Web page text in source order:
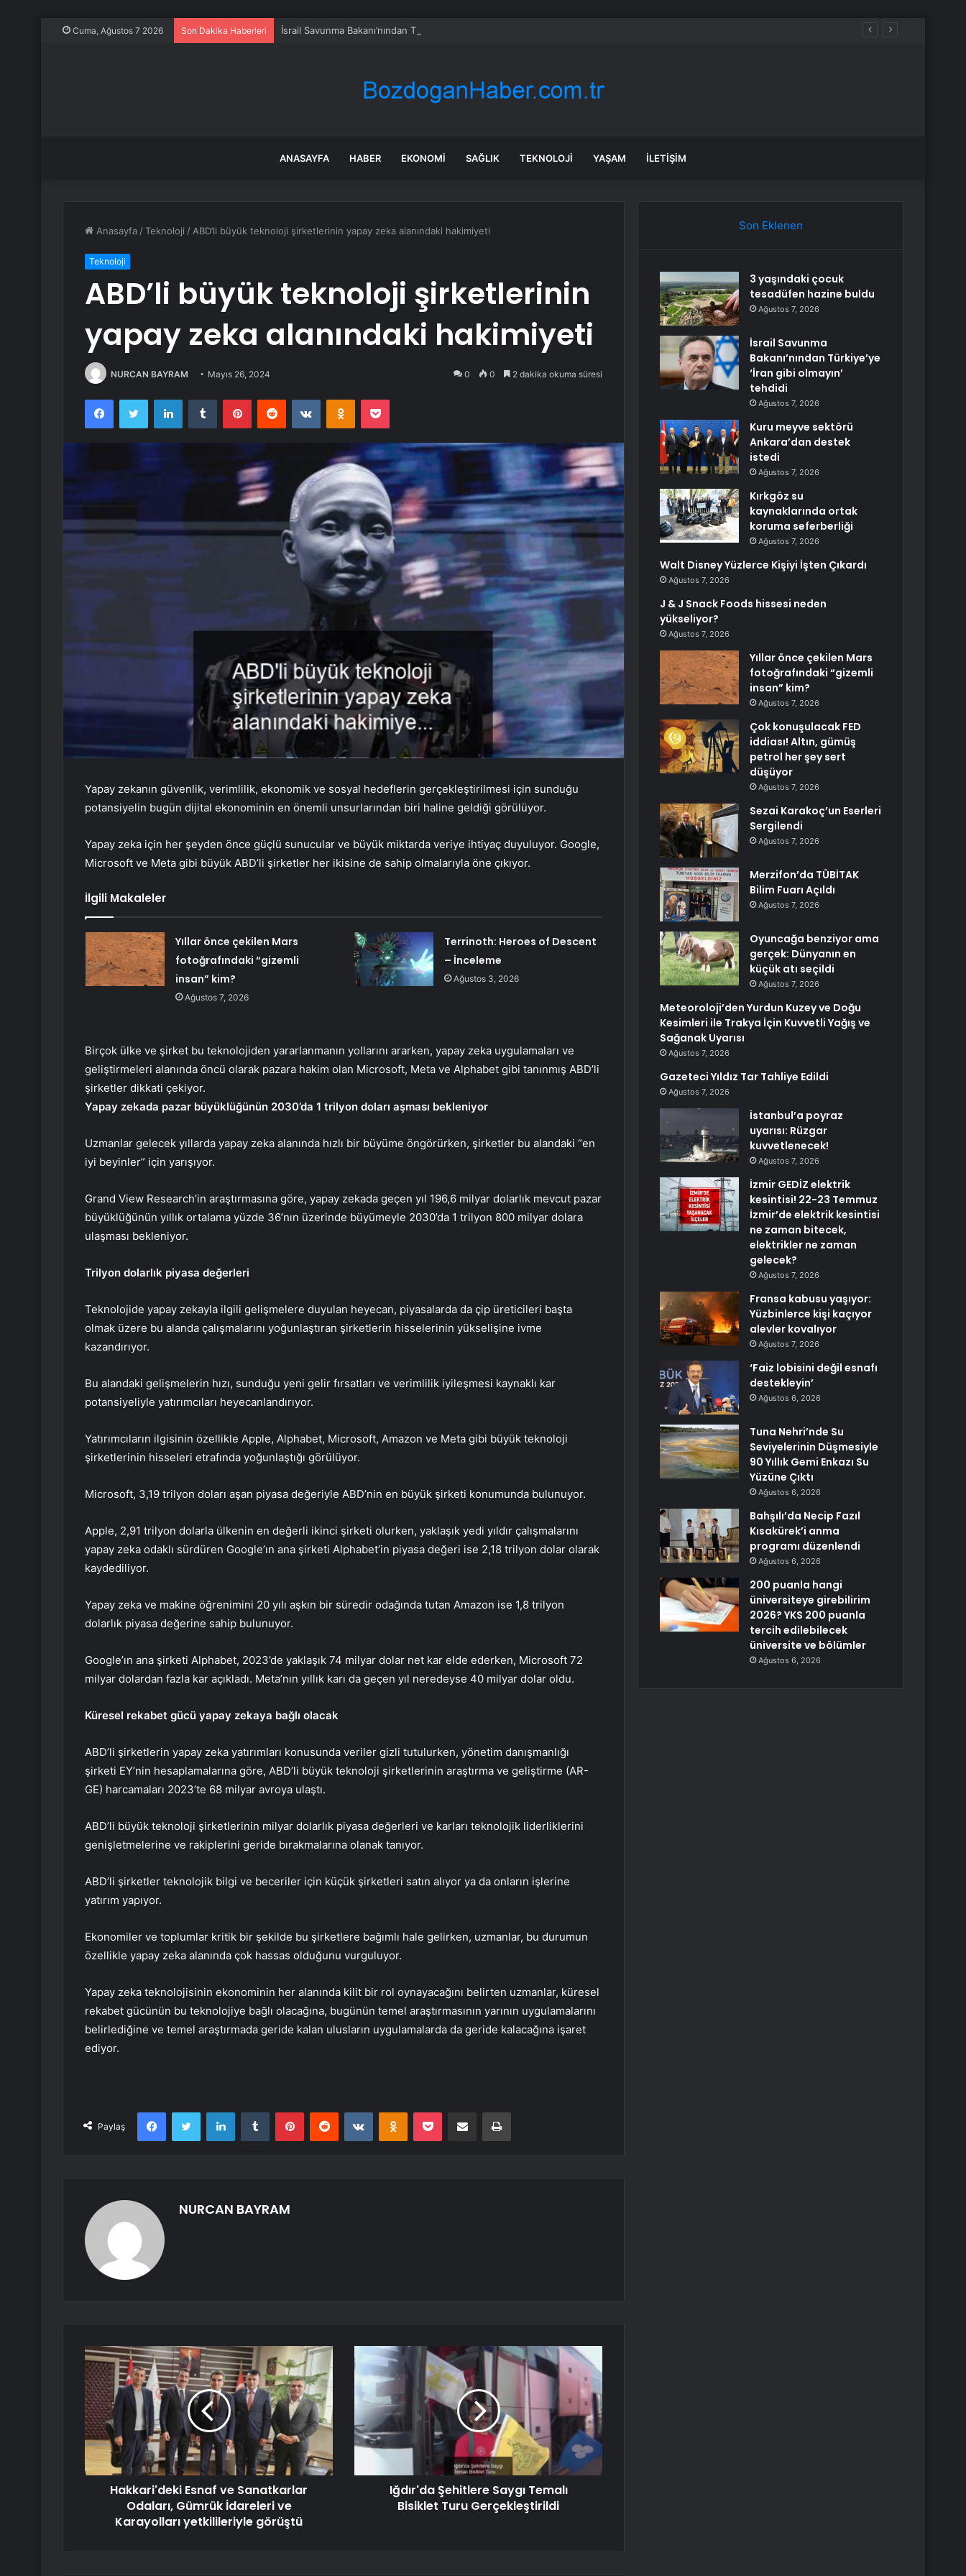
Cuma, Ağustos 7 2026 Son Dakika Haberleri İsrail Savunma Bakanı’nından Türkiye’ye ‘İran gibi olmayın’ tehdidi
ANASAYFA HABER EKONOMI SAĞLIK TEKNOLOJI YAŞAM İLETIŞIM
Anasayfa /Teknoloji / ABD’li büyük teknoloji şirketlerinin yapay zeka alanındaki hakimiyeti
Teknoloji
ABD’li büyük teknoloji şirketlerinin
yapay zeka alanındaki hakimiyeti
NURCAN BAYRAM Mayıs 26, 2024 0 0 2 dakika okuma süresi
FacebookTwitter LinkedInTumblr PinterestReddit VKontakteOdnoklassniki
Pocket
Yapay zekanın güvenlik, verimlilik, ekonomik ve sosyal hedeflerin gerçekleştirilmesi için sunduğu
potansiyelin bugün dijital ekonominin en önemli unsurlarından biri haline geldiği görülüyor.
Yapay zeka için her şeyden önce güçlü sunucular ve büyük miktarda veriye ihtiyaç duyuluyor. Google,
Microsoft ve Meta gibi büyük ABD’li şirketler her ikisine de sahip olmalarıyla öne çıkıyor.
İlgili Makaleler
Yıllar önce çekilen Mars
fotoğrafındaki “gizemli
insan” kim?
Ağustos 7, 2026
Terrinoth: Heroes of Descent
– İnceleme
Ağustos 3, 2026
Birçok ülke ve şirket bu teknolojiden yararlanmanın yollarını ararken, yapay zeka uygulamaları ve
geliştirmeleri alanında öncü olarak pazara hakim olan Microsoft, Meta ve Alphabet gibi tanınmış ABD’li
şirketler dikkati çekiyor.
Yapay zekada pazar büyüklüğünün 2030’da 1 trilyon doları aşması bekleniyor
Uzmanlar gelecek yıllarda yapay zeka alanında hızlı bir büyüme öngörürken, şirketler bu alandaki “en
iyi beyinler” için yarışıyor.
Grand View Research’in araştırmasına göre, yapay zekada geçen yıl 196,6 milyar dolarlık mevcut pazar
büyüklüğünün yıllık ortalama yüzde 36’nın üzerinde büyümeyle 2030’da 1 trilyon 800 milyar dolara
ulaşması bekleniyor.
Trilyon dolarlık piyasa değerleri
Teknolojide yapay zekayla ilgili gelişmelere duyulan heyecan, piyasalarda da çip üreticileri başta
olmak üzere bu alanda çalışmalarını yoğunlaştıran şirketlerin hisselerinin yükselişine ivme
kazandırıyor.
Bu alandaki gelişmelerin hızı, sunduğu yeni gelir fırsatları ve verimlilik iyileşmesi kaynaklı kar
potansiyeliyle yatırımcıları heyecanlandırıyor.
Yatırımcıların ilgisinin özellikle Apple, Alphabet, Microsoft, Amazon ve Meta gibi büyük teknoloji
şirketlerinin hisseleri etrafında yoğunlaştığı görülüyor.
Microsoft, 3,19 trilyon doları aşan piyasa değeriyle ABD’nin en büyük şirketi konumunda bulunuyor.
Apple, 2,91 trilyon dolarla ülkenin en değerli ikinci şirketi olurken, yaklaşık yedi yıldır çalışmalarını
yapay zeka odaklı sürdüren Google’ın ana şirketi Alphabet’in piyasa değeri ise 2,18 trilyon dolar olarak
kaydediliyor.
Yapay zeka ve makine öğrenimini 20 yılı aşkın bir süredir odağında tutan Amazon ise 1,8 trilyon
dolarlık piyasa değerine sahip bulunuyor.
Google’ın ana şirketi Alphabet, 2023’de yaklaşık 74 milyar dolar net kar elde ederken, Microsoft 72
milyar dolardan fazla kar açıkladı. Meta’nın yıllık karı da geçen yıl neredeyse 40 milyar dolar oldu.
Küresel rekabet gücü yapay zekaya bağlı olacak
ABD’li şirketlerin yapay zeka yatırımları konusunda veriler gizli tutulurken, yönetim danışmanlığı
şirketi EY’nin hesaplamalarına göre, ABD’li büyük teknoloji şirketlerinin araştırma ve geliştirme (AR-
GE) harcamaları 2023’te 68 milyar avroya ulaştı.
ABD’li büyük teknoloji şirketlerinin milyar dolarlık piyasa değerleri ve karları teknolojik liderliklerini
genişletmelerine ve rakiplerini geride bırakmalarına olanak tanıyor.
ABD’li şirketler teknolojik bilgi ve beceriler için küçük şirketleri satın alıyor ya da onların işlerine
yatırım yapıyor.
Ekonomiler ve toplumlar kritik bir şekilde bu şirketlere bağımlı hale gelirken, uzmanlar, bu durumun
özellikle yapay zeka alanında çok hassas olduğunu vurguluyor.
Yapay zeka teknolojisinin ekonominin her alanında kilit bir rol oynayacağını belirten uzmanlar, küresel
rekabet gücünün bu teknolojiye bağlı olacağına, bugünün temel araştırmasının yarının uygulamalarını
belirlediğine ve temel araştırmada geride kalan ulusların uygulamalarda da geride kalacağına işaret
ediyor.
Paylaş
FacebookTwitter LinkedInTumblr PinterestReddit VKontakteOdnoklassniki
Pocket E-Posta ile paylaş Yazdır
NURCAN BAYRAM
Hakkari'deki Esnaf ve Sanatkarlar
Odaları, Gümrük İdareleri ve
Karayolları yetkilileriyle görüştü
Iğdır'da Şehitlere Saygı Temalı
Bisiklet Turu Gerçekleştirildi
Son Eklenen
3 yaşındaki çocuk
tesadüfen hazine buldu
Ağustos 7, 2026
İsrail Savunma
Bakanı’nından Türkiye’ye
‘İran gibi olmayın’
tehdidi
Ağustos 7, 2026
Kuru meyve sektörü
Ankara’dan destek
istedi
Ağustos 7, 2026
Kırkgöz su
kaynaklarında ortak
koruma seferberliği
Ağustos 7, 2026
Walt Disney Yüzlerce Kişiyi İşten Çıkardı
Ağustos 7, 2026
J & J Snack Foods hissesi neden
yükseliyor?
Ağustos 7, 2026
Yıllar önce çekilen Mars
fotoğrafındaki “gizemli
insan” kim?
Ağustos 7, 2026
Çok konuşulacak FED
iddiası! Altın, gümüş
petrol her şey sert
düşüyor
Ağustos 7, 2026
Sezai Karakoç’un Eserleri
Sergilendi
Ağustos 7, 2026
Merzifon’da TÜBİTAK
Bilim Fuarı Açıldı
Ağustos 7, 2026
Oyuncağa benziyor ama
gerçek: Dünyanın en
küçük atı seçildi
Ağustos 7, 2026
Meteoroloji’den Yurdun Kuzey ve Doğu
Kesimleri ile Trakya İçin Kuvvetli Yağış ve
Sağanak Uyarısı
Ağustos 7, 2026
Gazeteci Yıldız Tar Tahliye Edildi
Ağustos 7, 2026
İstanbul’a poyraz
uyarısı: Rüzgar
kuvvetlenecek!
Ağustos 7, 2026
İzmir GEDİZ elektrik
kesintisi! 22-23 Temmuz
İzmir’de elektrik kesintisi
ne zaman bitecek,
elektrikler ne zaman
gelecek?
Ağustos 7, 2026
Fransa kabusu yaşıyor:
Yüzbinlerce kişi kaçıyor
alevler kovalıyor
Ağustos 7, 2026
‘Faiz lobisini değil esnafı
destekleyin’
Ağustos 6, 2026
Tuna Nehri’nde Su
Seviyelerinin Düşmesiyle
90 Yıllık Gemi Enkazı Su
Yüzüne Çıktı
Ağustos 6, 2026
Bahşılı’da Necip Fazıl
Kısakürek’i anma
programı düzenlendi
Ağustos 6, 2026
200 puanla hangi
üniversiteye girebilirim
2026? YKS 200 puanla
tercih edilebilecek
üniversite ve bölümler
Ağustos 6, 2026